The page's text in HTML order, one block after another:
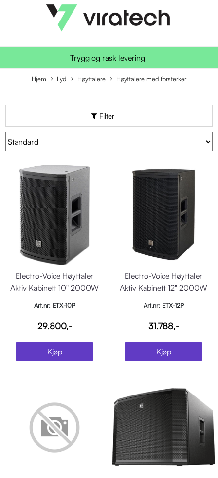
Trygg og rask levering
Hjem Lyd Høyttalere Høyttalere med forsterker
Filter
Electro-Voice Høyttaler
Aktiv Kabinett 10" 2000W
Art.nr: ETX-10P
29.800,-
Kjøp
Electro-Voice Høyttaler
Aktiv Kabinett 12" 2000W
Art.nr: ETX-12P
31.788,-
Kjøp